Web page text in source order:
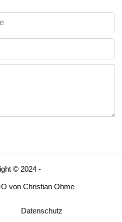
© 2024 -
von Christian Ohme
Datenschutz